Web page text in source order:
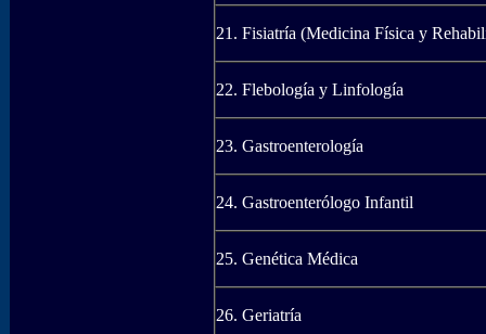
21. Fisiatría (Medicina Física y
22. Flebología y Linfología
23. Gastroenterología
24. Gastroenterólogo Infantil
25. Genética Médica
26. Geriatría